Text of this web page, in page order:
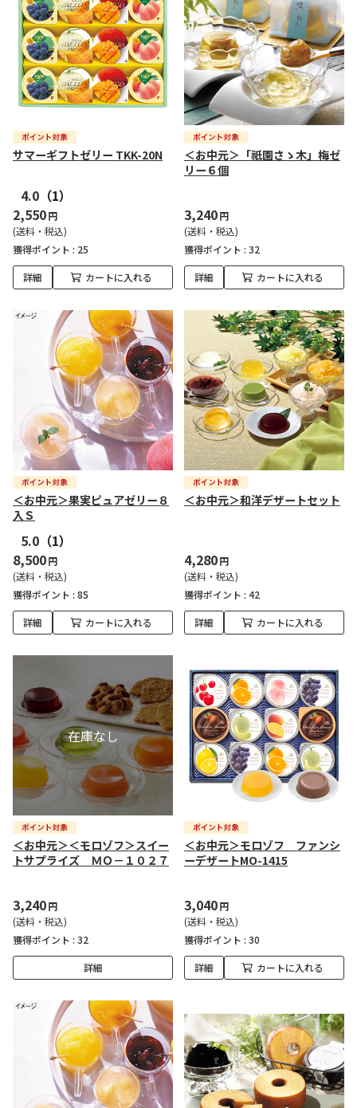
サマーギフトゼリー TKK-20N
4.0 （1）
2,550円
(送料・税込)
獲得ポイント : 25
詳細 カートに入れる
＜お中元＞「祇園さゝ木」梅ゼ
リー６個
3,240円
(送料・税込)
獲得ポイント : 32
詳細 カートに入れる
＜お中元＞果実ピュアゼリー８
入Ｓ
5.0 （1）
8,500円
(送料・税込)
獲得ポイント : 85
詳細 カートに入れる
＜お中元＞和洋デザートセット
4,280円
(送料・税込)
獲得ポイント : 42
詳細 カートに入れる
＜お中元＞＜モロゾフ＞スイー
トサプライズ ＭＯ－１０２７
3,240円
(送料・税込)
獲得ポイント : 32
詳細
＜お中元＞モロゾフ ファンシ
ーデザートMO-1415
3,040円
(送料・税込)
獲得ポイント : 30
詳細 カートに入れる